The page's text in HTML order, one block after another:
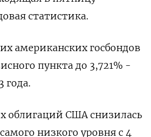
статистика.
американских госбондов
пункта до 3,721% -
года.
облигаций США снизилась
низкого уровня с 4